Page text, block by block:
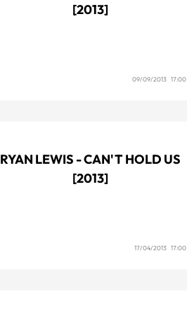
[2013]
09/09/2013 17:00
RYAN LEWIS - CAN'T HOLD US
[2013]
17/04/2013 17:00